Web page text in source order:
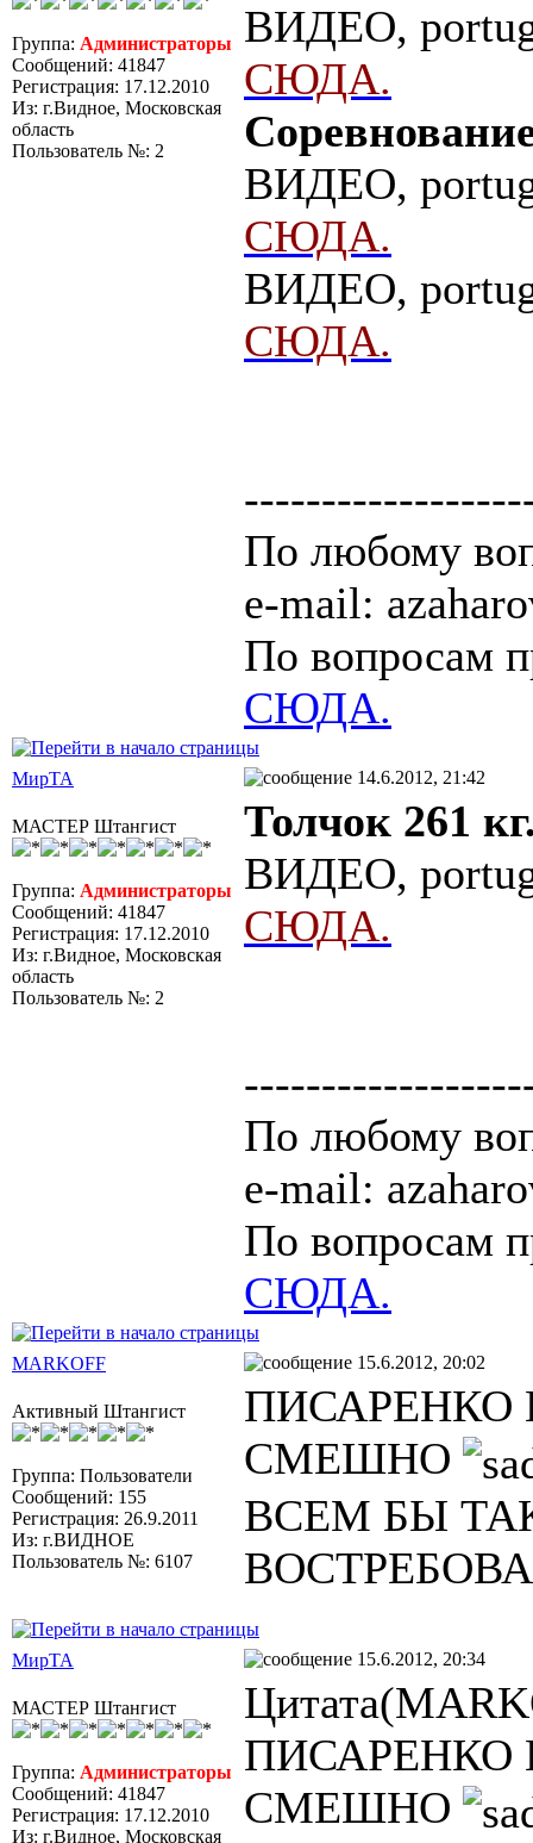
Группа: Администраторы
Сообщений: 41847
Регистрация: 17.12.2010
Из: г.Видное, Московская
область
Пользователь №: 2
ВИДЕО,
СЮДА.
ВИДЕО,
СЮДА.
ВИДЕО,
СЮДА.
По любому
e-mail:
По вопросам
СЮДА.
МирТА 14.6.2012, 21:42
МАСТЕР Штангист
Группа: Администраторы
Сообщений: 41847
Регистрация: 17.12.2010
Из: г.Видное, Московская
область
Пользователь №: 2
Толчок 261
ВИДЕО,
СЮДА.
По любому
e-mail:
По вопросам
СЮДА.
MARKOFF 15.6.2012, 20:02
Активный Штангист
Группа: Пользователи
Сообщений: 155
Регистрация: 26.9.2011
Из: г.ВИДНОЕ
Пользователь №: 6107
СМЕШНО
ВСЕМ БЫ
МирТА 15.6.2012, 20:34
МАСТЕР Штангист
Группа: Администраторы
Сообщений: 41847
Регистрация: 17.12.2010
Из: г.Видное, Московская
СМЕШНО